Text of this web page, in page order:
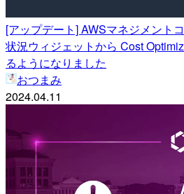
[アップデート] AWSマネジメント
状況ウィジェットから Cost
るようになりました
おつまみ
2024.04.11